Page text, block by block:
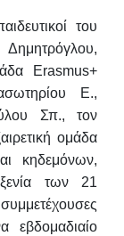
του
Δημητρόγλου,
Erasmus+
Ε.,
Σπ., τον
ομάδα
κηδεμόνων,
των 21
εβδομαδιαίο